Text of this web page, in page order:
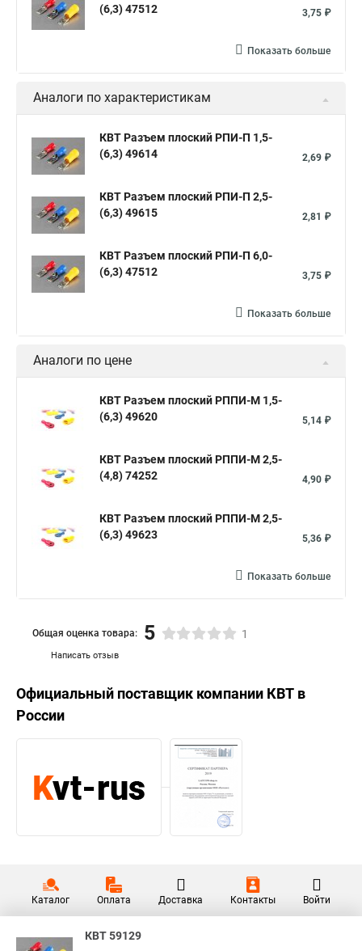
(6,3) 47512
3,75 ₽
Показать больше
Аналоги по характеристикам
КВТ Разъем плоский РПИ-П 1,5-
(6,3) 49614
2,69 ₽
КВТ Разъем плоский РПИ-П 2,5-
(6,3) 49615
2,81 ₽
КВТ Разъем плоский РПИ-П 6,0-
(6,3) 47512
3,75 ₽
Показать больше
Аналоги по цене
КВТ Разъем плоский РППИ-М 1,5-
(6,3) 49620
5,14 ₽
КВТ Разъем плоский РППИ-М 2,5-
(4,8) 74252
4,90 ₽
КВТ Разъем плоский РППИ-М 2,5-
(6,3) 49623
5,36 ₽
Показать больше
Написать отзыв
Общая оценка товара: 5 1
Официальный поставщик компании КВТ в
России
Каталог Оплата Доставка Контакты Войти
КВТ 59129